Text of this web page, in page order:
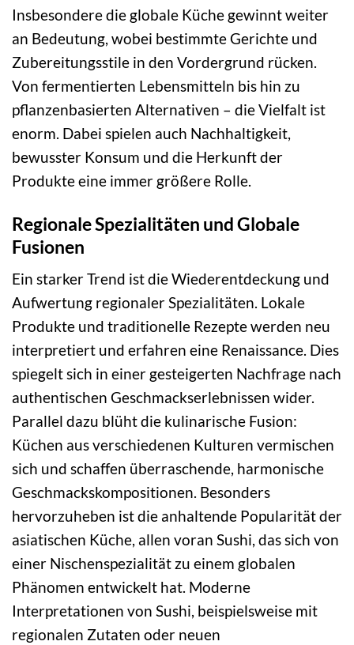
Insbesondere die globale Küche gewinnt weiter
an Bedeutung, wobei bestimmte Gerichte und
Zubereitungsstile in den Vordergrund rücken.
Von fermentierten Lebensmitteln bis hin zu
pflanzenbasierten Alternativen – die Vielfalt ist
enorm. Dabei spielen auch Nachhaltigkeit,
bewusster Konsum und die Herkunft der
Produkte eine immer größere Rolle.
Regionale Spezialitäten und Globale
Fusionen
Ein starker Trend ist die Wiederentdeckung und
Aufwertung regionaler Spezialitäten. Lokale
Produkte und traditionelle Rezepte werden neu
interpretiert und erfahren eine Renaissance. Dies
spiegelt sich in einer gesteigerten Nachfrage nach
authentischen Geschmackserlebnissen wider.
Parallel dazu blüht die kulinarische Fusion:
Küchen aus verschiedenen Kulturen vermischen
sich und schaffen überraschende, harmonische
Geschmackskompositionen. Besonders
hervorzuheben ist die anhaltende Popularität der
asiatischen Küche, allen voran Sushi, das sich von
einer Nischenspezialität zu einem globalen
Phänomen entwickelt hat. Moderne
Interpretationen von Sushi, beispielsweise mit
regionalen Zutaten oder neuen